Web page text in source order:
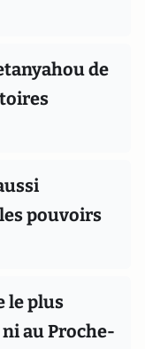
de
pouvoirs
le plus
au Proche-